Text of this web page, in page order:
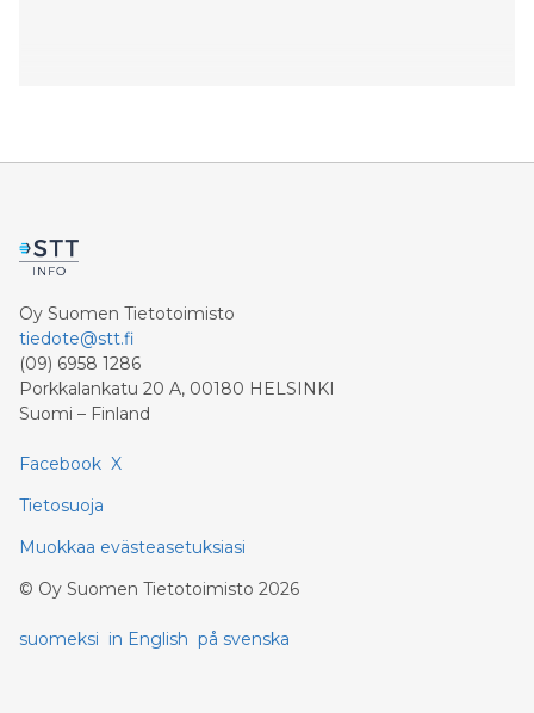
Oy Suomen Tietotoimisto
tiedote@stt.fi
(09) 6958 1286
Porkkalankatu 20 A, 00180 HELSINKI
Suomi – Finland
Facebook X
Tietosuoja
Muokkaa evästeasetuksiasi
© Oy Suomen Tietotoimisto 2026
suomeksi in English på svenska